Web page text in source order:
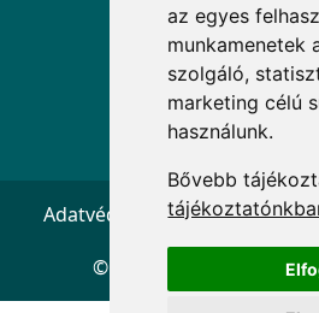
az egyes
munkamenetek
szolgáló,
marketing célú
használunk.
Bővebb
Adatvédelem ÁSZF
© 2026 Copyright: